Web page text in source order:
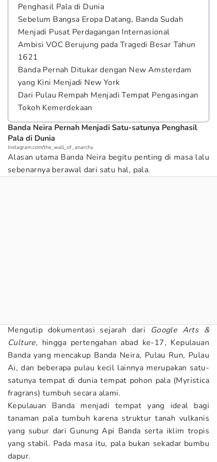
Penghasil Pala di Dunia
Sebelum Bangsa Eropa Datang, Banda Sudah
Menjadi Pusat Perdagangan Internasional
Ambisi VOC Berujung pada Tragedi Besar Tahun
1621
Banda Pernah Ditukar dengan New Amsterdam
yang Kini Menjadi New York
Dari Pulau Rempah Menjadi Tempat Pengasingan
Tokoh Kemerdekaan
Banda Neira Pernah Menjadi Satu-satunya Penghasil
Pala di Dunia
Instagram.com/the_wall_of_anarchy
Alasan utama Banda Neira begitu penting di masa lalu
sebenarnya berawal dari satu hal, pala.
Mengutip dokumentasi sejarah dari
Google Arts &
Culture, hingga pertengahan abad ke-17, Kepulauan
Banda yang mencakup Banda Neira, Pulau Run, Pulau
Ai, dan beberapa pulau kecil lainnya merupakan satu-
satunya tempat di dunia tempat pohon pala (Myristica
fragrans) tumbuh secara alami.
Kepulauan Banda menjadi tempat yang ideal bagi
tanaman pala tumbuh karena struktur tanah vulkanis
yang subur dari Gunung Api Banda serta iklim tropis
yang stabil. Pada masa itu, pala bukan sekadar bumbu
dapur.